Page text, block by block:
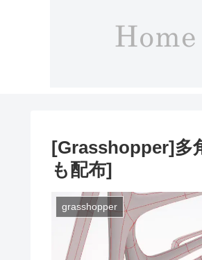
[Grasshopper]多
も配布]
grasshopper